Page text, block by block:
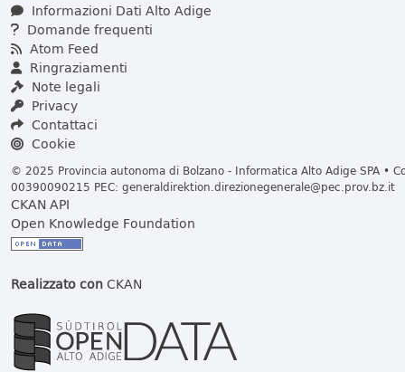
Informazioni Dati Alto Adige
Domande frequenti
Atom Feed
Ringraziamenti
Note legali
Privacy
Contattaci
Cookie
© 2025 Provincia autonoma di Bolzano - Informatica Alto Adige SPA •
00390090215 PEC: generaldirektion.direzionegenerale@pec.prov.bz.it
CKAN API
Open Knowledge Foundation
Realizzato conCKAN